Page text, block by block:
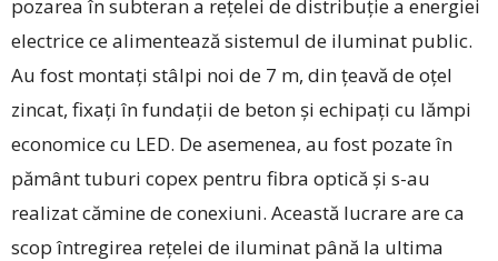
pozarea în subteran a rețelei de distribuție a energiei
electrice ce alimentează sistemul de iluminat public.
Au fost montați stâlpi noi de 7 m, din țeavă de oțel
zincat, fixați în fundații de beton și echipați cu lămpi
economice cu LED. De asemenea, au fost pozate în
pământ tuburi copex pentru fibra optică și s-au
realizat cămine de conexiuni. Această lucrare are ca
scop întregirea rețelei de iluminat până la ultima